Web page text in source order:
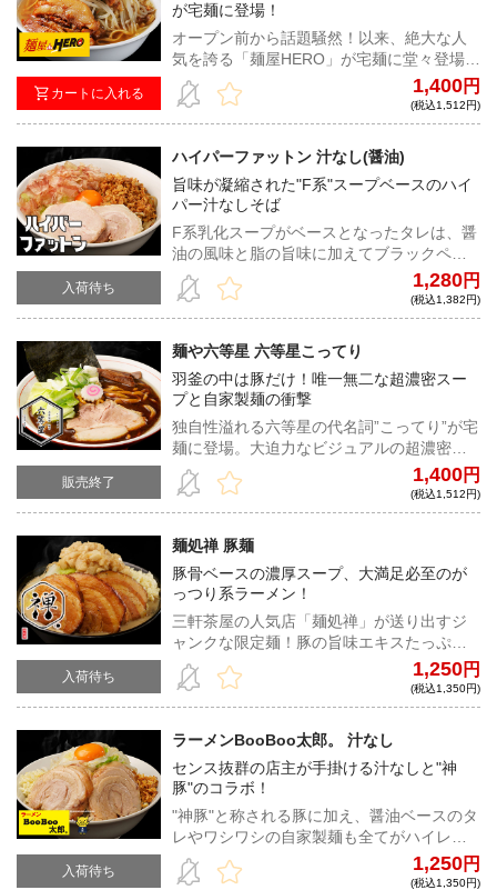
カートに入れる
が宅麺に登場！
オープン前から話題騒然！以来、絶大な人
気を誇る「麺屋HERO」が宅麺に堂々登場。
コクと旨味が凝縮した濃密な乳化スープと
オーション香る自家製麺の贅沢な味わいを
ご家庭でも。
1,400円
(税込1,512円)
入荷待ち
ハイパーファットン 汁なし(醤油)
旨味が凝縮された"F系"スープベースのハイ
パー汁なしそば
F系乳化スープがベースとなったタレは、醤
油の風味と脂の旨味に加えてブラックペッ
パーのキレが炸裂。極太麺の力強い弾力と
小麦の香りを直に感じられるF系汁なしが宅
麺に登場！
1,280円
(税込1,382円)
販売終了
麺や六等星 六等星こってり
羽釜の中は豚だけ！唯一無二な超濃密スー
プと自家製麺の衝撃
独自性溢れる六等星の代名詞”こってり”が宅
麺に登場。大迫力なビジュアルの超濃密ス
ープと自家製麺の旨味は鮮烈。新たなジャ
ンルを確立した六等星だけの衝撃と味わい
を体感せよ！
1,400円
(税込1,512円)
入荷待ち
麺処禅 豚麺
豚骨ベースの濃厚スープ、大満足必至のが
っつり系ラーメン！
三軒茶屋の人気店「麺処禅」が送り出すジ
ャンクな限定麺！豚の旨味エキスたっぷり
のスープは麺によく絡みつき、脳天直撃の
旨みを実現する。ホロホロのチャーシュー
も至高の一杯だ！
1,250円
(税込1,350円)
入荷待ち
ラーメンBooBoo太郎。 汁なし
センス抜群の店主が手掛ける汁なしと"神
豚"のコラボ！
"神豚"と称される豚に加え、醤油ベースのタ
レやワシワシの自家製麺も全てがハイレベ
ルな一杯。お好みで卵黄、粉チーズ、キム
チをトッピングして、よりジャンクに堪能
1,250円
(税込1,350円)